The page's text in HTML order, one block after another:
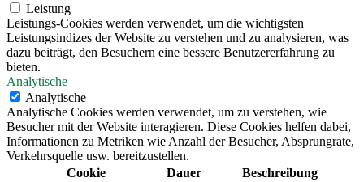
Leistung
Leistungs-Cookies werden verwendet, um die wichtigsten
Leistungsindizes der Website zu verstehen und zu analysieren, was
dazu beiträgt, den Besuchern eine bessere Benutzererfahrung zu
bieten.
Analytische
Analytische
Analytische Cookies werden verwendet, um zu verstehen, wie
Besucher mit der Website interagieren. Diese Cookies helfen dabei,
Informationen zu Metriken wie Anzahl der Besucher, Absprungrate,
Verkehrsquelle usw. bereitzustellen.
Cookie
Dauer Beschreibung